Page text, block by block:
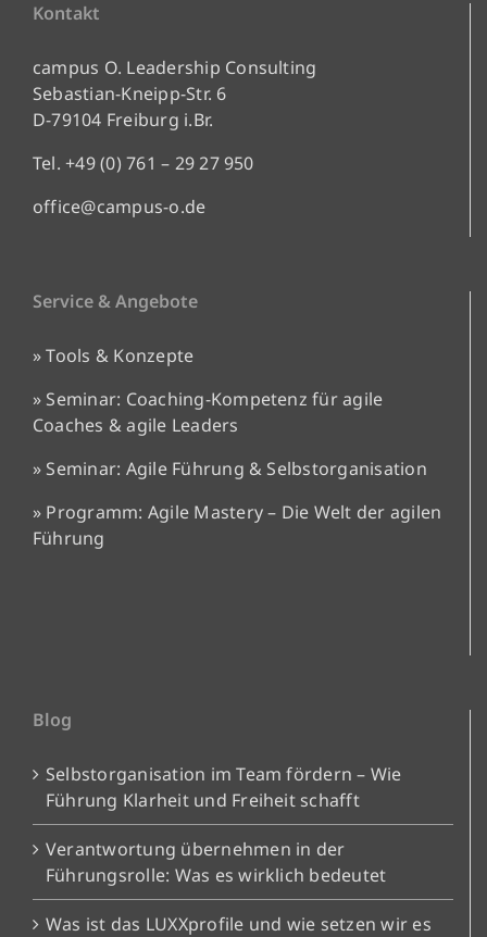
Kontakt
campus O. Leadership Consulting
Sebastian-Kneipp-Str. 6
D-79104 Freiburg i.Br.
Tel. +49 (0) 761 – 29 27 950
office@campus-o.de
Service & Angebote
» Tools & Konzepte
» Seminar: Coaching-Kompetenz für agile
Coaches & agile Leaders
» Seminar: Agile Führung & Selbstorganisation
» Programm: Agile Mastery – Die Welt der agilen
Führung
Blog
Selbstorganisation im Team fördern – Wie
Führung Klarheit und Freiheit schafft
Verantwortung übernehmen in der
Führungsrolle: Was es wirklich bedeutet
Was ist das LUXXprofile und wie setzen wir es